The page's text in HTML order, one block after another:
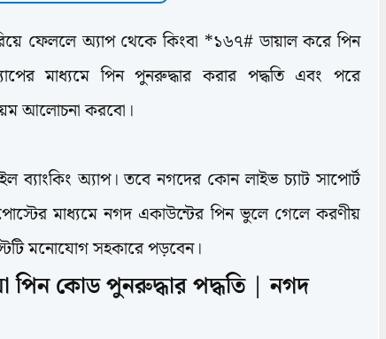
ফেললে অ্যাপ থেকে কিংবা *১৬৭# ডায়াল করে পিন
মাধ্যমে পিন পুনরুদ্ধার করার পদ্ধতি এবং পরে
আলোচনা করবো।
ব্যাংকিং অ্যাপ। তবে নগদের কোন লাইভ চ্যাট সাপোর্ট
মাধ্যমে নগদ একাউন্টের পিন ভুলে গেলে করণীয়
মনোযোগ সহকারে পড়বেন।
পিন কোড পুনরুদ্ধার পদ্ধতি | নগদ